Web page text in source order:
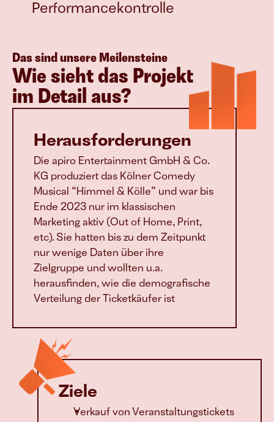
Performancekontrolle
Das sind unsere Meilensteine
Wie sieht das Projekt
im Detail aus?
Herausforderungen
Die apiro Entertainment GmbH & Co.
KG produziert das Kölner Comedy
Musical “Himmel & Kölle” und war bis
Ende 2023 nur im klassischen
Marketing aktiv (Out of Home, Print,
etc). Sie hatten bis zu dem Zeitpunkt
nur wenige Daten über ihre
Zielgruppe und wollten u.a.
herausfinden, wie die demografische
Verteilung der Ticketkäufer ist
Ziele
Verkauf von Veranstaltungstickets